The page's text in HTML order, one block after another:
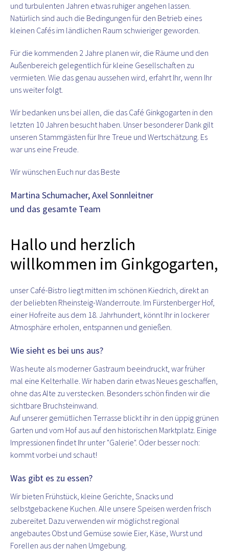
und turbulenten Jahren etwas ruhiger angehen lassen.
Natürlich sind auch die Bedingungen für den Betrieb eines
kleinen Cafés im ländlichen Raum schwieriger geworden.
Für die kommenden 2 Jahre planen wir, die Räume und den
Außenbereich gelegentlich für kleine Gesellschaften zu
vermieten. Wie das genau aussehen wird, erfahrt Ihr, wenn Ihr
uns weiter folgt.
Wir bedanken uns bei allen, die das Café Ginkgogarten in den
letzten 10 Jahren besucht haben. Unser besonderer Dank gilt
unseren Stammgästen für Ihre Treue und Wertschätzung. Es
war uns eine Freude.
Wir wünschen Euch nur das Beste
Martina Schumacher, Axel Sonnleitner
und das gesamte Team
Hallo und herzlich
willkommen im Ginkgogarten,
unser Café-Bistro liegt mitten im schönen Kiedrich, direkt an
der beliebten Rheinsteig-Wanderroute. Im Fürstenberger Hof,
einer Hofreite aus dem 18. Jahrhundert, könnt Ihr in lockerer
Atmosphäre erholen, entspannen und genießen.
Wie sieht es bei uns aus?
Was heute als moderner Gastraum beeindruckt, war früher
mal eine Kelterhalle. Wir haben darin etwas Neues geschaffen,
ohne das Alte zu verstecken. Besonders schön finden wir die
sichtbare Bruchsteinwand.
Auf unserer gemütlichen Terrasse blickt ihr in den üppig grünen
Garten und vom Hof aus auf den historischen Marktplatz. Einige
Impressionen findet Ihr unter "Galerie". Oder besser noch:
kommt vorbei und schaut!
Was gibt es zu essen?
Wir bieten Frühstück, kleine Gerichte, Snacks und
selbstgebackene Kuchen. Alle unsere Speisen werden frisch
zubereitet. Dazu verwenden wir möglichst regional
angebautes Obst und Gemüse sowie Eier, Käse, Wurst und
Forellen aus der nahen Umgebung.